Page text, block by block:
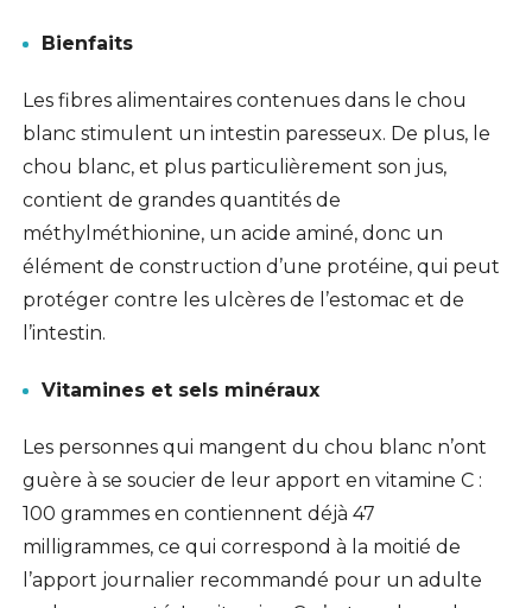
Bienfaits
Les fibres alimentaires contenues dans le chou
blanc stimulent un intestin paresseux. De plus, le
chou blanc, et plus particulièrement son jus,
contient de grandes quantités de
méthylméthionine, un acide aminé, donc un
élément de construction d’une protéine, qui peut
protéger contre les ulcères de l’estomac et de
l’intestin.
Vitamines et sels minéraux
Les personnes qui mangent du chou blanc n’ont
guère à se soucier de leur apport en vitamine C :
100 grammes en contiennent déjà 47
milligrammes, ce qui correspond à la moitié de
l’apport journalier recommandé pour un adulte